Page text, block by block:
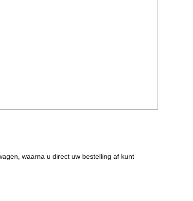
waarna u direct uw bestelling af kunt